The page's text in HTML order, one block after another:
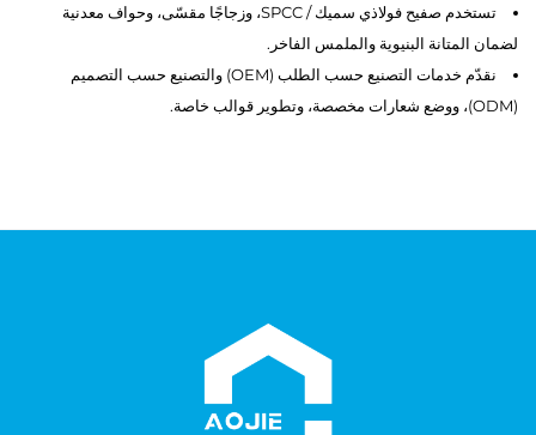
تستخدم صفيح فولاذي سميك / SPCC، وزجاجًا مقسّى، وحواف معدنية
لضمان المتانة البنيوية والملمس الفاخر.
نقدّم خدمات التصنيع حسب الطلب (OEM) والتصنيع حسب التصميم
(ODM)، ووضع شعارات مخصصة، وتطوير قوالب خاصة.